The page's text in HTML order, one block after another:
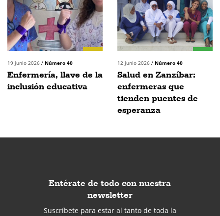
19 junio 2026 / Número 40
Enfermería, llave de la
inclusión educativa
12 junio 2026 / Número 40
Salud en Zanzíbar:
enfermeras que
tienden puentes de
esperanza
Entérate de todo con nuestra
newsletter
Suscríbete para estar al tanto de toda la